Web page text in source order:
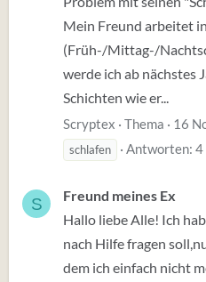
Mein Freund arbeitet
(Früh-/Mittag-/
werde ich ab nächstes
Schichten wie er...
Scryptex Thema 16
schlafen
Antworten: 4
S
Freund meines Ex
Hallo liebe Alle! Ich
nach Hilfe fragen
dem ich einfach nicht